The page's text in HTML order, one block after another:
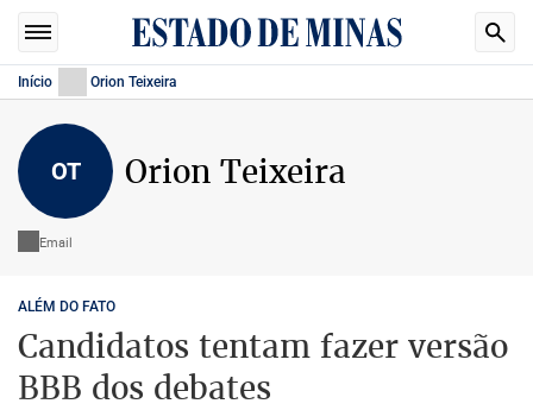
Início Orion Teixeira
OT Orion Teixeira
Email
ALÉM DO FATO
Candidatos tentam fazer versão
BBB dos debates